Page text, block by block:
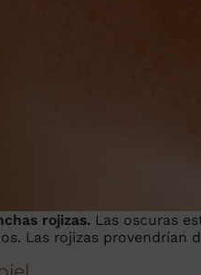
rojizas. Las oscuras
Las rojizas provendrían